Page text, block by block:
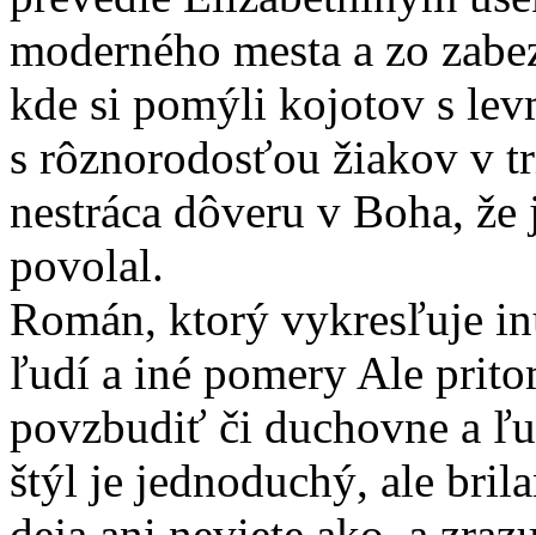
moderného mesta a zo
kde si pomýli kojotov s
s rôznorodosťou žiakov v
nestráca dôveru v Boha,
povolal.
Román, ktorý vykresľuje
ľudí a iné pomery Ale
povzbudiť či duchovne a
štýl je jednoduchý, ale